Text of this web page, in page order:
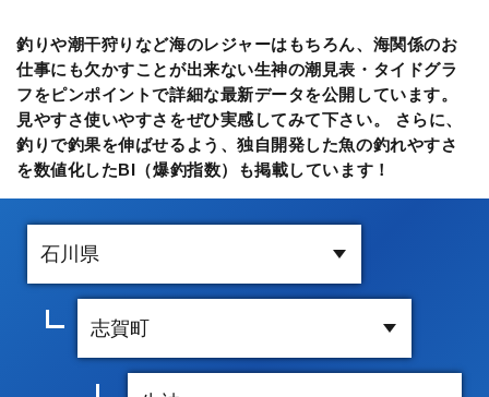
釣りや潮干狩りなど海のレジャーはもちろん、海関係のお
仕事にも欠かすことが出来ない生神の潮見表・タイドグラ
フをピンポイントで詳細な最新データを公開しています。
見やすさ使いやすさをぜひ実感してみて下さい。 さらに、
釣りで釣果を伸ばせるよう、独自開発した魚の釣れやすさ
を数値化したBI（爆釣指数）も掲載しています！